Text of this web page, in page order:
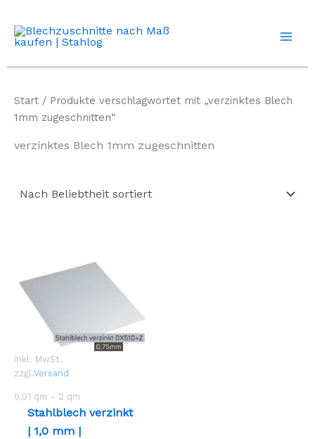
Inhalt
springen
Start / Produkte verschlagwortet mit „verzinktes Blech
1mm zugeschnitten“
verzinktes Blech 1mm zugeschnitten
inkl. MwSt.
zzgl.Versand
0,01 qm – 2 qm
Stahlblech verzinkt
| 1,0 mm |